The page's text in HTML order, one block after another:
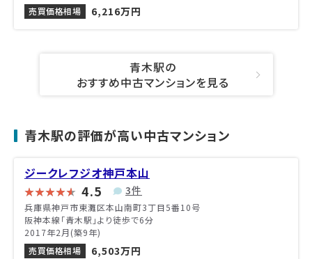
売買価格相場
6,216万円
青木駅の
おすすめ中古マンションを見る
青木駅の評価が高い中古マンション
ジークレフジオ神戸本山
4.5 3件
兵庫県神戸市東灘区本山南町3丁目5番10号
阪神本線「青木駅」より徒歩で6分
2017年2月(築9年)
売買価格相場
6,503万円